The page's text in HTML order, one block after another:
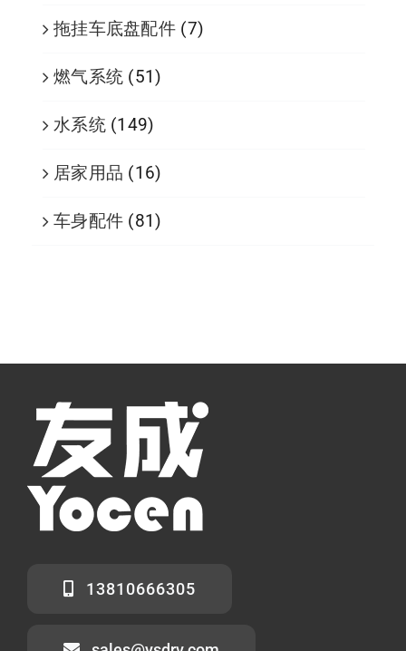
拖挂车底盘配件 (7)
燃气系统 (51)
水系统 (149)
居家用品 (16)
车身配件 (81)
13810666305